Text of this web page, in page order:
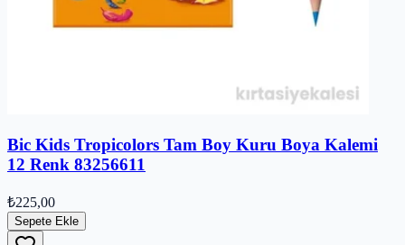
Bic Kids Tropicolors Tam Boy Kuru Boya Kalemi
12 Renk 83256611
₺225,00
Sepete Ekle